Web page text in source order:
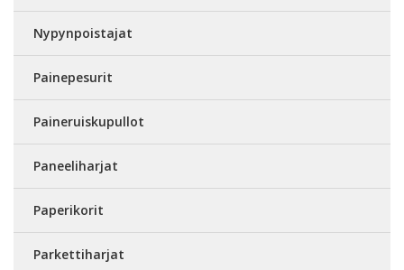
Nypynpoistajat
Painepesurit
Paineruiskupullot
Paneeliharjat
Paperikorit
Parkettiharjat